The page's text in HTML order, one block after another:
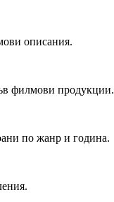
описания.
филмови продукции.
по жанр и година.